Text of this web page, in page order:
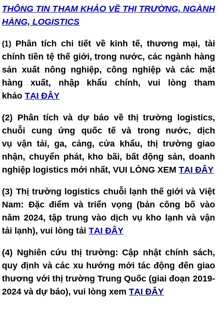
THÔNG TIN THAM KHẢO VỀ THỊ TRƯỜNG, NGÀNH
HÀNG, LOGISTICS
(1) Phân tích chi tiết về kinh tế, thương mại, tài
chính tiền tệ thế giới, trong nước, các ngành hàng
sản xuất nông nghiệp, công nghiệp và các mặt
hàng xuất, nhập khẩu chính, vui lòng tham
khảo TẠI ĐÂY
(2) Phân tích và dự báo về thị trường logistics,
chuỗi cung ứng quốc tế và trong nước, dịch
vụ vận tải, ga, cảng, cửa khẩu, thị trường giao
nhận, chuyển phát, kho bãi, bất động sản, doanh
nghiệp logistics mới nhất, VUI LÒNG XEM TẠI ĐÂY
(3) Thị trường logistics chuỗi lạnh thế giới và Việt
Nam: Đặc điểm và triển vọng (bản công bố vào
năm 2024, tập trung vào dịch vụ kho lạnh và vận
tải lạnh), vui lòng tảiTẠI ĐÂY
(4) Nghiên cứu thị trường: Cập nhật chính sách,
quy định và các xu hướng mới tác động đến giao
thương với thị trường Trung Quốc (giai đoạn 2019-
2024 và dự báo), vui lòng xemTẠI ĐÂY